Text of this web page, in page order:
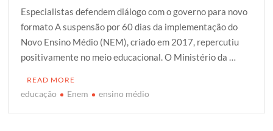
i
t
t
e
r
c
e
b
o
o
k
a
t
s
A
p
o
g
g
e
a
r
e
Especialistas defendem diálogo com o governo para novo
formato A suspensão por 60 dias da implementação do
Novo Ensino Médio (NEM), criado em 2017, repercutiu
positivamente no meio educacional. O Ministério da …
READ MORE
educação Enem ensino médio